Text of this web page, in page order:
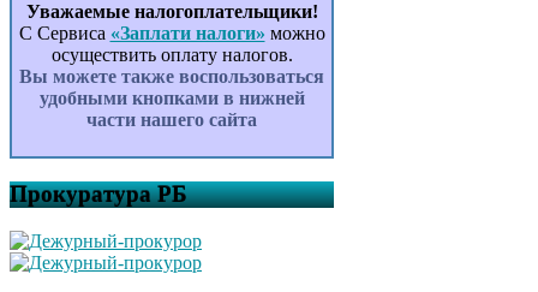
Уважаемые налогоплательщики!
С Сервиса «Заплати налоги» можно
осуществить оплату налогов.
Вы можете также воспользоваться
удобными кнопками в нижней
части нашего сайта
Прокуратура РБ